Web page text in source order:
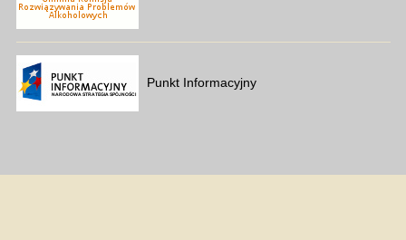
Punkt Informacyjny